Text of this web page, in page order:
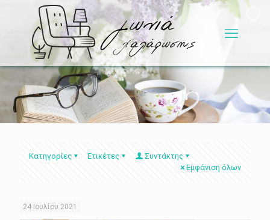
Κατηγορίες Ετικέτες
Συντάκτης
Εμφάνιση όλων
24 Ιουλίου 2021